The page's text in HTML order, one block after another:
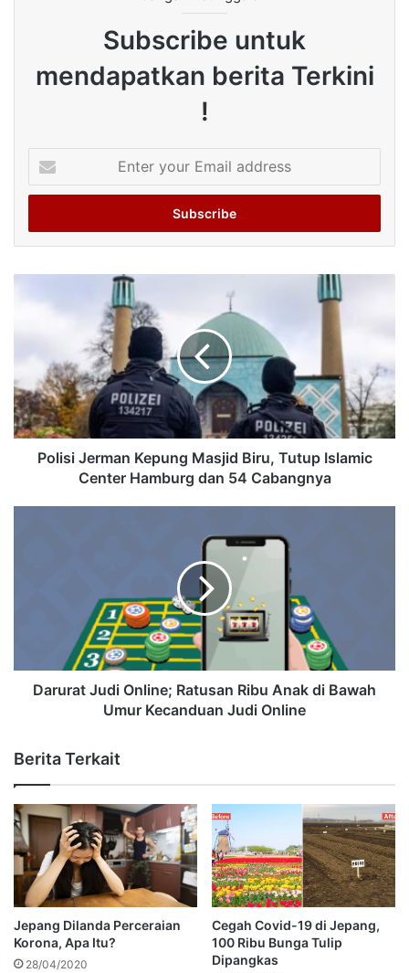
Subscribe untuk
mendapatkan berita Terkini
!
your
Email
Polisi Jerman Kepung Masjid Biru, Tutup Islamic
Center Hamburg dan 54 Cabangnya
Darurat Judi Online; Ratusan Ribu Anak di Bawah
Umur Kecanduan Judi Online
Berita Terkait
Jepang Dilanda Perceraian
Korona, Apa Itu?
28/04/2020
Cegah Covid-19 di Jepang,
100 Ribu Bunga Tulip
Dipangkas